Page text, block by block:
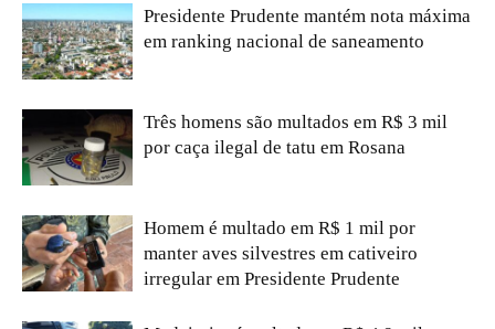
Presidente Prudente mantém nota máxima
em ranking nacional de saneamento
Três homens são multados em R$ 3 mil
por caça ilegal de tatu em Rosana
Homem é multado em R$ 1 mil por
manter aves silvestres em cativeiro
irregular em Presidente Prudente